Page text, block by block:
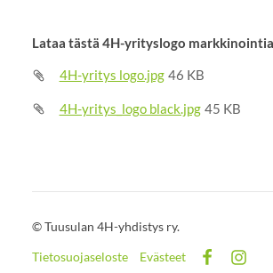
Lataa tästä 4H-yrityslogo
4H-yritys logo.jpg 46 KB
4H-yritys_logo black.jpg 45 KB
©Tuusulan 4H-yhdistys ry.
Tietosuojaseloste
Evästeet